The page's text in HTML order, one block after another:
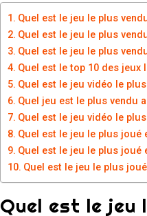
Quel est le jeu le plus
Quel est le jeu le plus
Quel est le jeu le plus
Quel est le top 10 des jeux
Quel est le jeu vidéo le
Quel jeu est le plus vendu
Quel est le jeu vidéo le
Quel est le jeu le plus joué
Quel est le jeu le plus joué
Quel est le jeu le plus
Quel est le jeu